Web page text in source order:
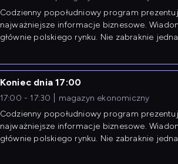
Codzienny popołudniowy program
najważniejsze informacje biznesowe.
głównie polskiego rynku. Nie zabraknie
Koniec dnia 17:00
17:00 - 17:30
magazyn ekonomiczny
Codzienny popołudniowy program
najważniejsze informacje biznesowe.
głównie polskiego rynku. Nie zabraknie